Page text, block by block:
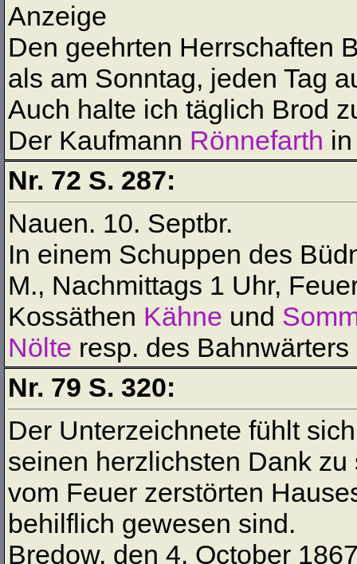
Anzeige
Den geehrten Herrschaften
als am Sonntag, jeden Tag
Auch halte ich täglich Brod
Der Kaufmann Rönnefarth
Nr. 72 S. 287:
Nauen. 10. Septbr.
In einem Schuppen des
M., Nachmittags 1 Uhr,
Kossäthen Kähne und
Nölte resp. des Bahnwärters
Nr. 79 S. 320:
Der Unterzeichnete fühlt
seinen herzlichsten Dank
vom Feuer zerstörten
behilflich gewesen sind.
Bredow, den 4. October